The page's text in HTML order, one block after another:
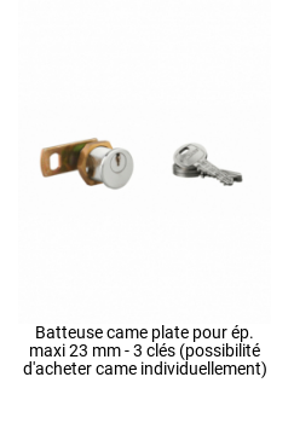
Batteuse came plate pour ép.
maxi 23 mm - 3 clés (possibilité
d'acheter came individuellement)